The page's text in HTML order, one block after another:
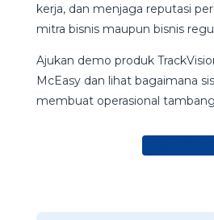
kerja, dan menjaga reputasi
mitra bisnis maupun bisnis
Ajukan demo produk
McEasy dan lihat bagaimana
membuat operasional